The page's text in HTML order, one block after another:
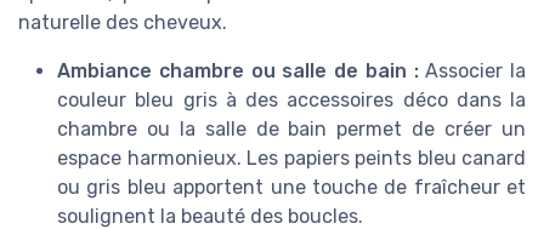
naturelle des cheveux.
Ambiance chambre ou salle de bain :Associer la
couleur bleu gris à des accessoires déco dans la
chambre ou la salle de bain permet de créer un
espace harmonieux. Les papiers peints bleu canard
ou gris bleu apportent une touche de fraîcheur et
soulignent la beauté des boucles.